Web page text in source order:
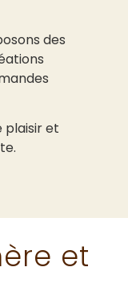
des
plaisir et
et